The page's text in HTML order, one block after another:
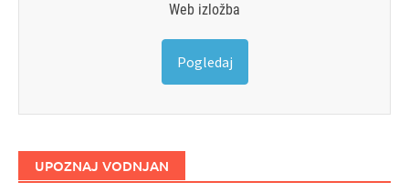
Web izložba
Pogledaj
UPOZNAJ VODNJAN